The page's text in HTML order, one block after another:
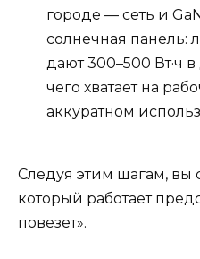
городе — сеть и
солнечная панель:
дают 300–500 Вт·ч
чего хватает на
аккуратном
Следуя этим шагам, вы
который работает
повезет».